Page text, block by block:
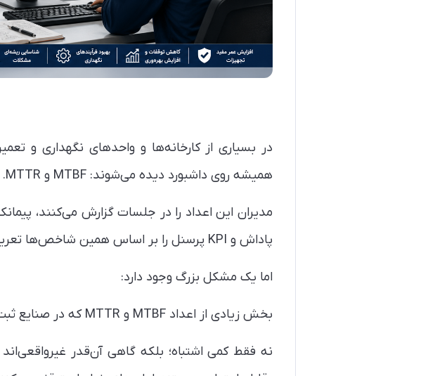
در بسیاری از کارخانه‌ها و واحدهای نگهداری و
همیشه روی داشبورد دیده می‌شوند: MTBF و MTTR.
مدیران این اعداد را در جلسات گزارش می‌کنند،
پاداش و KPI پرسنل را بر اساس همین شاخص‌ها تعریف می‌کنند.
اما یک مشکل بزرگ وجود دارد:
بخش زیادی از اعداد MTBF و MTTR که در صنایع ثبت می‌شوند، اشتباه هستند.
نه فقط کمی اشتباه؛ بلکه گاهی آن‌قدر